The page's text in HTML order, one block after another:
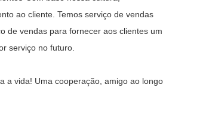
ao cliente. Temos serviço de vendas
de vendas para fornecer aos clientes um
serviço no futuro.
a vida! Uma cooperação, amigo ao longo